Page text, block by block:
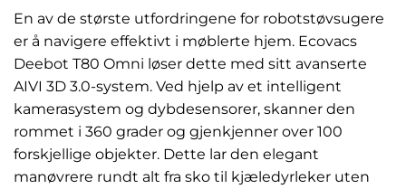
En av de største utfordringene for robotstøvsugere
er å navigere effektivt i møblerte hjem. Ecovacs
Deebot T80 Omni løser dette med sitt avanserte
AIVI 3D 3.0-system. Ved hjelp av et intelligent
kamerasystem og dybdesensorer, skanner den
rommet i 360 grader og gjenkjenner over 100
forskjellige objekter. Dette lar den elegant
manøvrere rundt alt fra sko til kjæledyrleker uten